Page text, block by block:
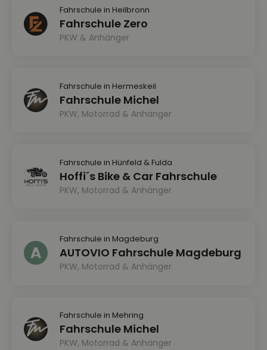
Fahrschule in Heilbronn
Fahrschule Zero
PKW & Anhänger
Fahrschule in Hermeskeil
Fahrschule Michel
PKW, Motorrad & Anhänger
Fahrschule in Hünfeld & Fulda
Hoffi´s Bike & Car Fahrschule
PKW, Motorrad & Anhänger
Fahrschule in Magdeburg
AUTOVIO Fahrschule Magdeburg
PKW, Motorrad & Anhänger
Fahrschule in Mehring
Fahrschule Michel
PKW, Motorrad & Anhänger